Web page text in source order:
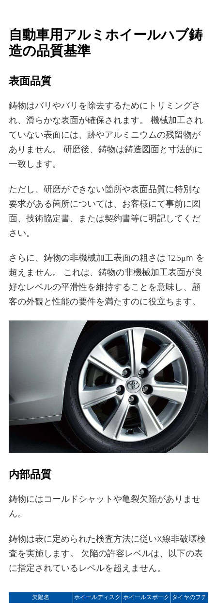
自動車用アルミホイールハブ鋳
造の品質基準
表面品質
鋳物はバリやバリを除去するためにトリミングさ
れ、滑らかな表面が確保されます。 機械加工され
ていない表面には、跡やアルミニウムの残留物が
ありません。 研磨後、鋳物は鋳造図面と寸法的に
一致します。
ただし、研磨ができない箇所や表面品質に特別な
要求がある箇所については、お客様にて事前に図
面、技術協定書、または契約書等に明記してくだ
さい。
さらに、鋳物の非機械加工表面の粗さは 12.5μm を
超えません。 これは、鋳物の非機械加工表面が良
好なレベルの平滑性を維持することを意味し、顧
客の外観と性能の要件を満たすのに役立ちます。
内部品質
鋳物にはコールドシャットや亀裂欠陥がありませ
ん。
鋳物は表に定められた検査方法に従いX線非破壊検
査を実施します。 欠陥の許容レベルは、以下の表
に指定されているレベルを超えません。
欠陥名 ホイールディスク ホイールスポーク タイヤのフチ